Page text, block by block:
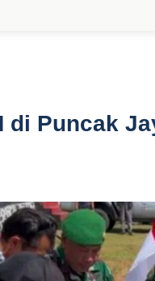
di Puncak